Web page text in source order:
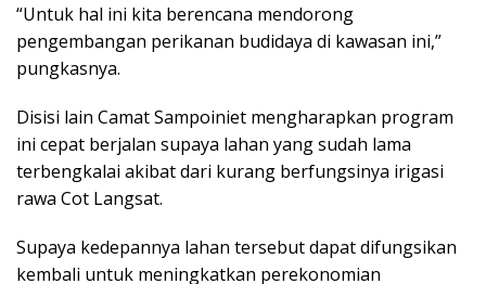
“Untuk hal ini kita berencana mendorong
pengembangan perikanan budidaya di kawasan ini,”
pungkasnya.
Disisi lain Camat Sampoiniet mengharapkan program
ini cepat berjalan supaya lahan yang sudah lama
terbengkalai akibat dari kurang berfungsinya irigasi
rawa Cot Langsat.
Supaya kedepannya lahan tersebut dapat difungsikan
kembali untuk meningkatkan perekonomian